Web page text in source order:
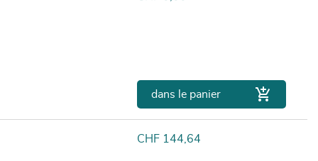
dans le panier 
Prix
CHF 144,64